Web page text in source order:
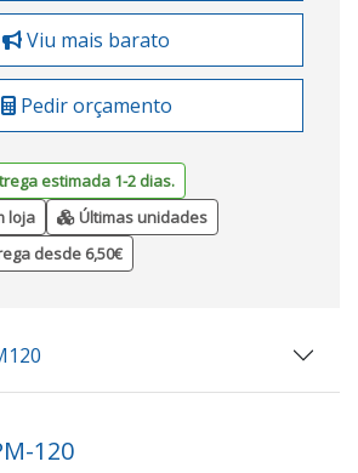
Viu mais barato
Pedir orçamento
estimada 1-2 dias.
loja
Últimas unidades
desde 6,50€
120